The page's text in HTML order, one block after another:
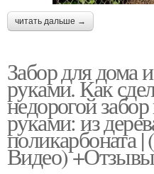
читать дальше →
Забор для дома
руками. Как
недорогой
руками: из
поликарбоната
Видео) +Отзывы